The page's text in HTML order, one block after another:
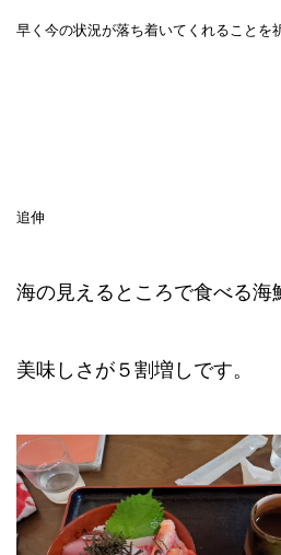
早く今の状況が落ち着いてくれることを
追伸
海の見えるところで食べる海
美味しさが５割増しです。